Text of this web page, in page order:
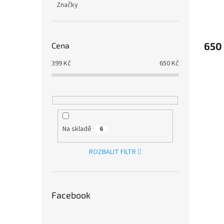
Značky
Cena
399Kč 650Kč
Na skladě 6
ROZBALIT FILTR
Facebook
650